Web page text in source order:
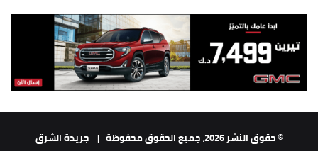
© حقوق النشر 2026، جميع الحقوق محفوظة | جريدة الشرق